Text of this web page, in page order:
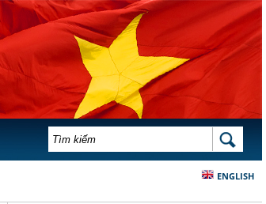
BIỂU MẪU TÌM KIẾM TÌM KIẾM
ENGLISH